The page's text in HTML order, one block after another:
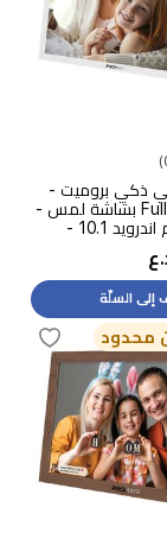
ذكي بروميت -
15.6 انج Full HD بشاشة لمس -
وايفاي - نظام اندرويد 10.1 -
إلى السلّة
محدود